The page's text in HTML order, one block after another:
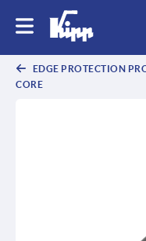
EDGE PROTECTION
CORE